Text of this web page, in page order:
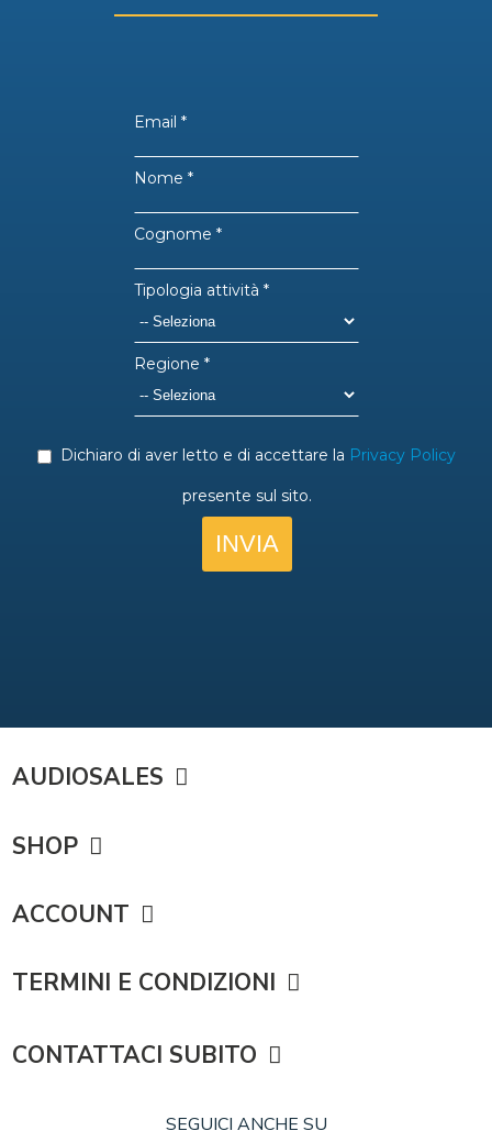
AUDIOSALES
SHOP
ACCOUNT
TERMINI E CONDIZIONI
CONTATTACI SUBITO
SEGUICI ANCHE SU